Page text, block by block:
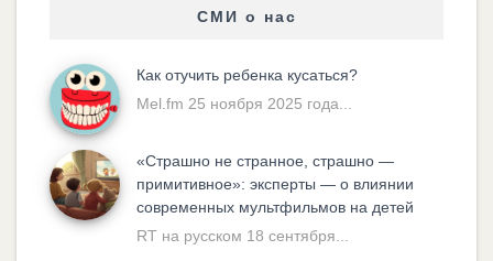
СМИ о нас
Как отучить ребенка кусаться?
Mel.fm 25 ноября 2025 года...
«Cтрашно не странное, страшно —
примитивное»: эксперты — о влиянии
современных мультфильмов на детей
RT на русском 18 сентября...